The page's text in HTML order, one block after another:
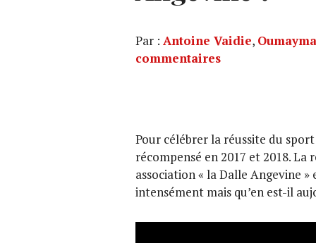
Par : Antoine Vaidie,
commentaires
Pour célébrer la réussite du
récompensé en 2017 et 2018.
association « la Dalle Angevine
intensément mais qu’en est-il